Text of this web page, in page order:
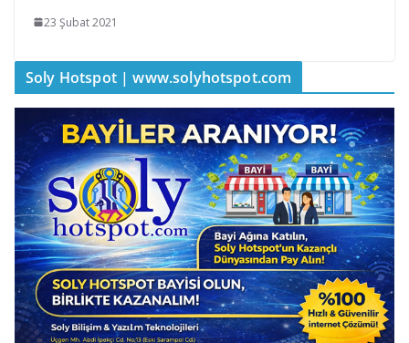
23 Şubat 2021
Soly Hotspot | www.solyhotspot.com